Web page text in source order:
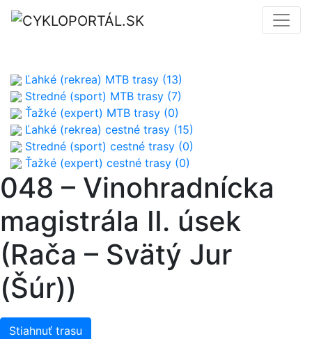
Ľahké (rekrea) MTB trasy (13)
Stredné (sport) MTB trasy (7)
Ťažké (expert) MTB trasy (0)
Ľahké (rekrea) cestné trasy (15)
Stredné (sport) cestné trasy (0)
Ťažké (expert) cestné trasy (0)
048 – Vinohradnícka
magistrála II. úsek
(Rača – Svätý Jur
(Šúr))
Stiahnuť trasu